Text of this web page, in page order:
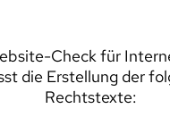
Check für
die Erstellung der
Rechtstexte: